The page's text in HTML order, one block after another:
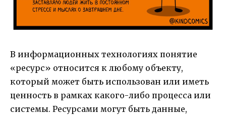
В информационных технологиях понятие
«ресурс» относится к любому объекту,
который может быть использован или иметь
ценность в рамках какого-либо процесса или
системы. Ресурсами могут быть данные,